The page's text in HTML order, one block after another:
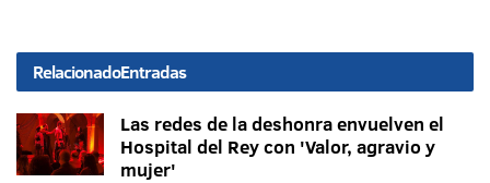
RelacionadoEntradas
Las redes de la deshonra envuelven el
Hospital del Rey con 'Valor, agravio y
mujer'